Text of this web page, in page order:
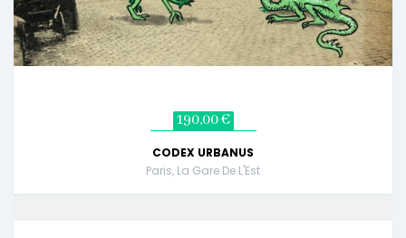
190,00 €
CODEX URBANUS
Paris, La Gare De L'Est